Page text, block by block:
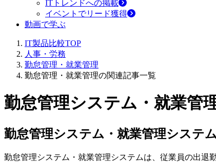
ITトレンドへの掲載
イベントでリード獲得
動画で学ぶ
IT製品比較TOP
人事・労務
勤怠管理・就業管理
勤怠管理・就業管理の関連記事一覧
勤怠管理システム・就業管
勤怠管理システム・就業管理システ
勤怠管理システム・就業管理システムは、従業員の出退